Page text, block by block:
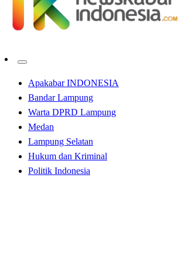
Apakabar INDONESIA
Bandar Lampung
Warta DPRD Lampung
Medan
Lampung Selatan
Hukum dan Kriminal
Politik Indonesia